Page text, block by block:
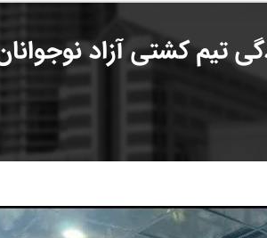
تیم کشتی آزاد